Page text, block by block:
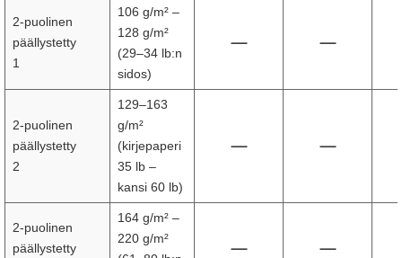
2-puolinen
päällystetty
1
106 g/m² –
128 g/m²
(29–34 lb:n
sidos)
2-puolinen
päällystetty
2
129–163
g/m²
(kirjepaperi
35 lb –
kansi 60 lb)
2-puolinen
päällystetty
164 g/m² –
220 g/m²